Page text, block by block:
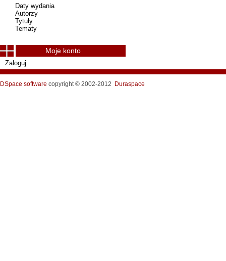
Daty wydania
Autorzy
Tytuły
Tematy
Moje konto
Zaloguj
DSpace software copyright © 2002-2012 Duraspace